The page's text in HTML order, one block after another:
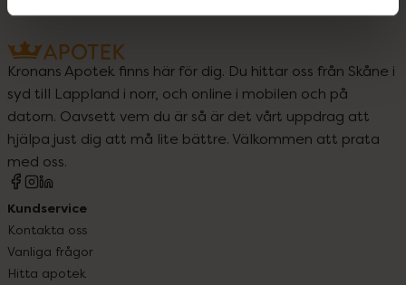
Kronans Apotek finns här för dig. Du hittar oss från Skåne i
syd till Lappland i norr, och online i mobilen och på
datorn. Oavsett vem du är så är det vårt uppdrag att
hjälpa just dig att må lite bättre. Välkommen att prata
med oss.
Kundservice
Kontakta oss
Vanliga frågor
Hitta apotek